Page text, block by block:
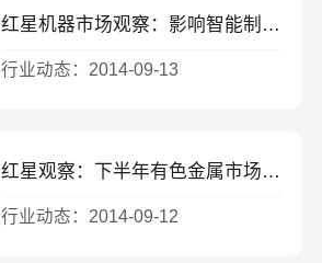
红星机器市场观察：影响智能制造装备行业发展有利及不利因素有哪些？（一）
行业动态：2014-09-13
红星观察：下半年有色金属市场行情锌、锡价格或将上扬
行业动态：2014-09-12